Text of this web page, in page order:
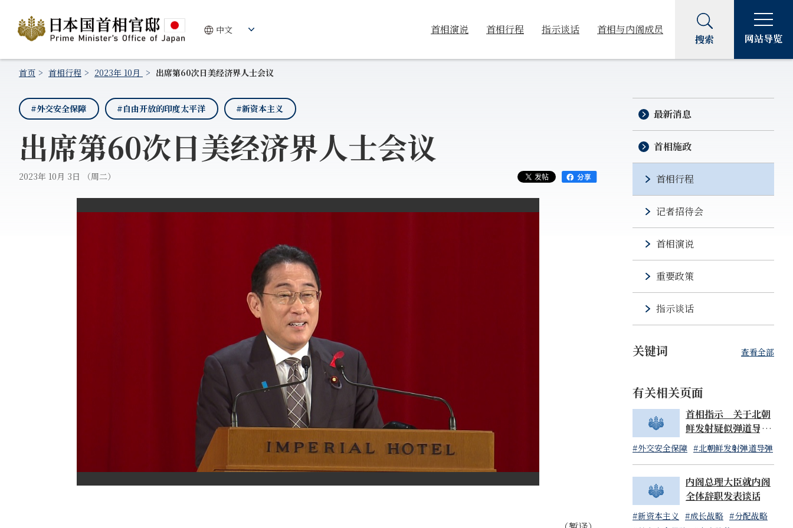
首相演说 首相行程 指示谈话 首相与内阁成员
搜索 网站导览
首页 首相行程 2023年 10月 出席第60次日美经济界人士会议
#外交安全保障 #自由开放的印度太平洋 #新资本主义
出席第60次日美经济界人士会议
2023年 10月 3日 （周二）
最新消息
首相施政
首相行程
记者招待会
首相演说
重要政策
指示谈话
关键词 查看全部
有关相关页面
首相指示 关于北朝
鲜发射疑似弹道导弹
物体事宜（07:14发
布）
#外交安全保障 #北朝鲜发射弹道导弹
内阁总理大臣就内阁
全体辞职发表谈话
#新资本主义 #成长战略 #分配战略